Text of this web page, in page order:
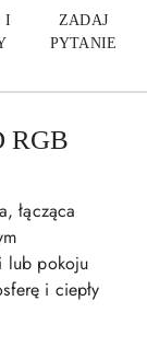
I
ZADAJ
PYTANIE
RGB
łącząca
lub pokoju
i ciepły